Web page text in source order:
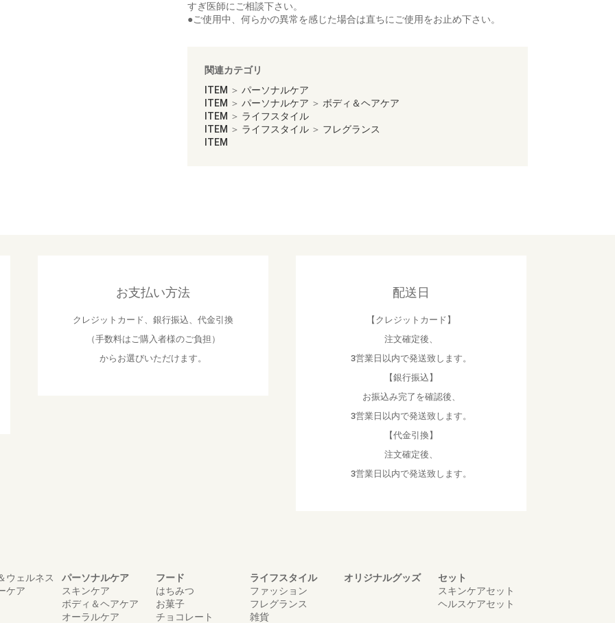
すぎ医師にご相談下さい。
●ご使用中、何らかの異常を感じた場合は直ちにご使用をお止め下さい。
関連カテゴリ
ITEM ＞ パーソナルケア
ITEM ＞ パーソナルケア ＞ ボディ＆ヘアケア
ITEM ＞ ライフスタイル
ITEM ＞ ライフスタイル ＞ フレグランス
ITEM
お支払い方法
クレジットカード、銀行振込、代金引換
（手数料はご購入者様のご負担）
からお選びいただけます。
配送日
【クレジットカード】
注文確定後、
3営業日以内で発送致します。
【銀行振込】
お振込み完了を確認後、
3営業日以内で発送致します。
【代金引換】
注文確定後、
3営業日以内で発送致します。
ウェルネス
ケア
パーソナルケア
スキンケア
ボディ＆ヘアケア
オーラルケア
フード
はちみつ
お菓子
チョコレート
ライフスタイル
ファッション
フレグランス
雑貨
オリジナルグッズ
セット
スキンケアセット
ヘルスケアセット